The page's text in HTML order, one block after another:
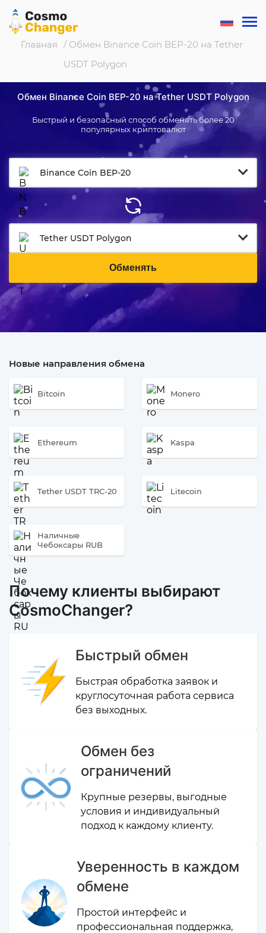
Главная / Обмен Binance Coin BEP-20 на Tether
USDT Polygon
Обмен Binance Coin BEP-20 на Tether USDT Polygon
Быстрый и безопасный способ обменять более 20
популярных криптовалют
Binance Coin BEP-20
Tether USDT Polygon
Обменять
Новые направления обмена
Bitcoin Monero
Ethereum Kaspa
Tether USDT TRC-20 Litecoin
Наличные
Чебоксары RUB
Почему клиенты выбирают
CosmoChanger?
Быстрый обмен
Быстрая обработка заявок и
круглосуточная работа сервиса
без выходных.
Обмен без
ограничений
Крупные резервы, выгодные
условия и индивидуальный
подход к каждому клиенту.
Уверенность в каждом
обмене
Простой интерфейс и
профессиональная поддержка,